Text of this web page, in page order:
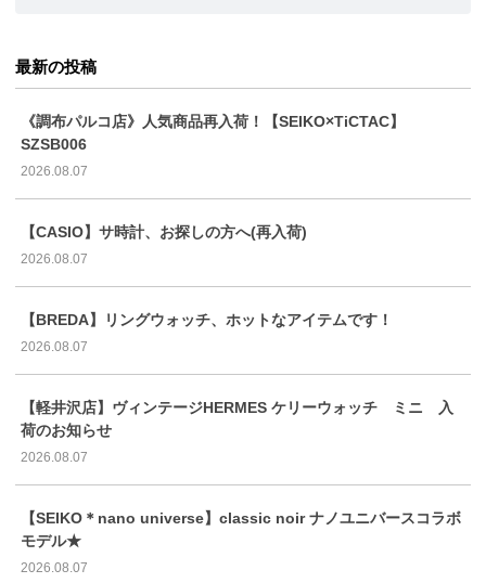
最新の投稿
《調布パルコ店》人気商品再入荷！【SEIKO×TiCTAC】
SZSB006
2026.08.07
【CASIO】サ時計、お探しの方へ(再入荷)
2026.08.07
【BREDA】リングウォッチ、ホットなアイテムです！
2026.08.07
【軽井沢店】ヴィンテージHERMES ケリーウォッチ ミニ 入
荷のお知らせ
2026.08.07
【SEIKO＊nano universe】classic noir ナノユニバースコラボ
モデル★
2026.08.07